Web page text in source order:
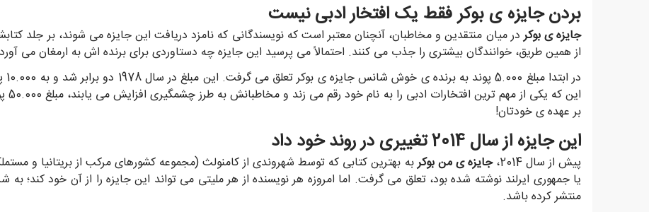
بردن جایزه ی بوکر فقط یک افتخار ادبی نیست
جایزه ی بوکردر میان منتقدین و مخاطبان، آنچنان معتبر است که نویسندگانی که نامزد دریافت این جایزه می شوند، بر جلد
از همین طریق، خوانندگان بیشتری را جذب می کنند. احتمالاً می پرسید این جایزه چه دستاوردی برای برنده اش به ارمغان می
بر عهده ی خودتان!
این جایزه از سال 2014 تغییری در روند خود داد
پیش از سال 2014، جایزه ی من بوکربه بهترین کتابی که توسط شهروندی از کامنولث (مجموعه کشورهای مرکب از بریتانیا و
یا جمهوری ایرلند نوشته شده بود، تعلق می گرفت. اما امروزه هر نویسنده از هر ملیتی می تواند این جایزه را از آن خود کند؛ به
منتشر کرده باشد.